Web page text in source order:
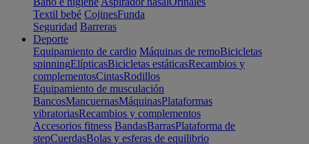
Textil bebé CojinesFunda
Seguridad Barreras
Deporte
Equipamiento de cardio Máquinas de remoBicicletas
spinningElípticasBicicletas estáticasRecambios y
complementosCintasRodillos
Equipamiento de musculación
BancosMancuernasMáquinasPlataformas
vibratoriasRecambios y complementos
Accesorios fitness BandasBarrasPlataforma de
stepCuerdasBolas y esferas de equilibrio